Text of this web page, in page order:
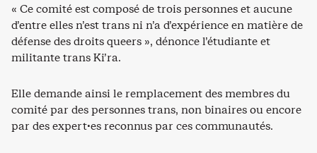
« Ce comité est composé de trois personnes et aucune
d’entre elles n’est trans ni n’a d’expérience en matière de
défense des droits queers », dénonce l’étudiante et
militante trans Ki’ra.
Elle demande ainsi le remplacement des membres du
comité par des personnes trans, non binaires ou encore
par des expert·es reconnus par ces communautés.